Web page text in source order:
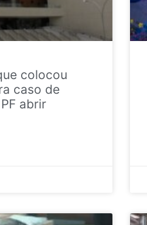
colocou
caso de
abrir